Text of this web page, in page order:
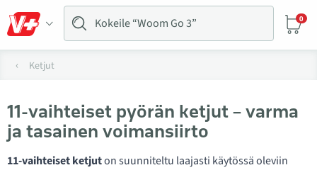
0
Ketjut
11-vaihteiset pyörän ketjut – varma
ja tasainen voimansiirto
11-vaihteiset ketjuton suunniteltu laajasti käytössä oleviin